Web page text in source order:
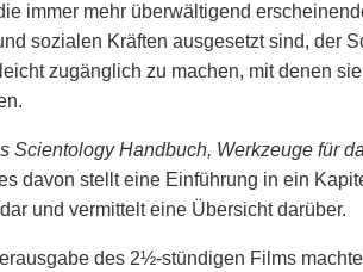
immer mehr überwältigend
sozialen Kräften ausgesetzt sind, der
zugänglich zu machen, mit denen
Scientology Handbuch, Werkzeuge für
davon stellt eine Einführung in ein
dar und vermittelt eine Übersicht darüber.
des 2½-stündigen Films